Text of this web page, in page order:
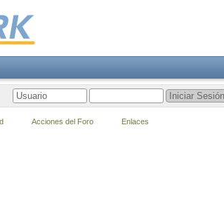
Acciones del Foro Enlaces